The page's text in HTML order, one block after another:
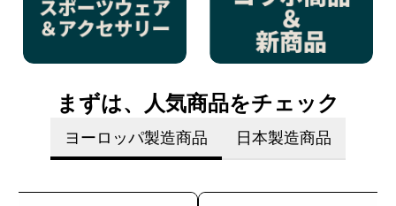
まずは、人気商品をチェック
ヨーロッパ製造商品 日本製造商品